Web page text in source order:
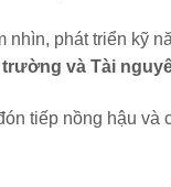
phát triển kỹ
trường và Tài
tiếp nồng hậu và